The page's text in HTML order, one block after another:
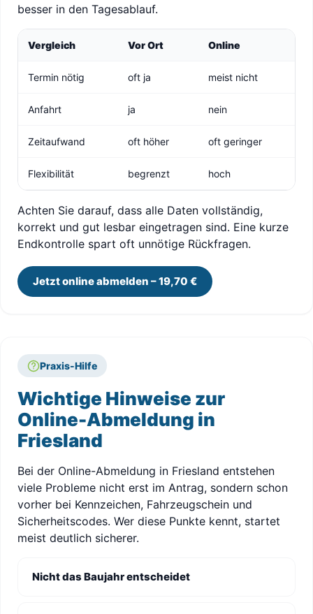
besser in den Tagesablauf.
Vergleich Vor Ort Online
Termin nötig oft ja meist nicht
Anfahrt ja nein
Zeitaufwand oft höher oft geringer
Flexibilität begrenzt hoch
Achten Sie darauf, dass alle Daten vollständig,
korrekt und gut lesbar eingetragen sind. Eine kurze
Endkontrolle spart oft unnötige Rückfragen.
Jetzt online abmelden – 19,70 €
Praxis-Hilfe
Wichtige Hinweise zur
Online-Abmeldung in
Friesland
Bei der Online-Abmeldung in Friesland entstehen
viele Probleme nicht erst im Antrag, sondern schon
vorher bei Kennzeichen, Fahrzeugschein und
Sicherheitscodes. Wer diese Punkte kennt, startet
meist deutlich sicherer.
Nicht das Baujahr entscheidet